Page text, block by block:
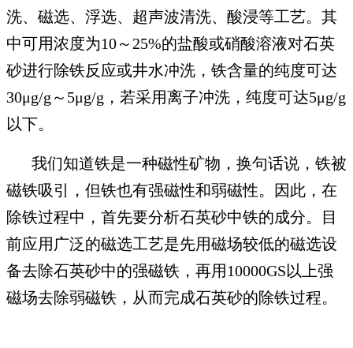
洗、磁选、浮选、超声波清洗、酸浸等工艺。其
中可用浓度为10～25%的盐酸或硝酸溶液对石英
砂进行除铁反应或井水冲洗，铁含量的纯度可达
30μg/g～5μg/g，若采用离子冲洗，纯度可达5μg/g
以下。
我们知道铁是一种磁性矿物，换句话说，铁被
磁铁吸引，但铁也有强磁性和弱磁性。因此，在
除铁过程中，首先要分析石英砂中铁的成分。目
前应用广泛的磁选工艺是先用磁场较低的磁选设
备去除石英砂中的强磁铁，再用10000GS以上强
磁场去除弱磁铁，从而完成石英砂的除铁过程。